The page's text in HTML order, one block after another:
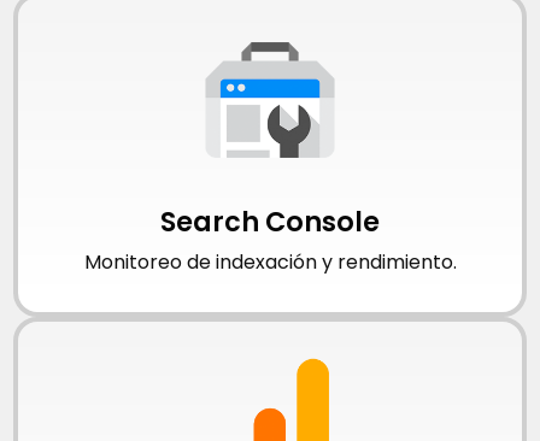
Search Console
Monitoreo de indexación y rendimiento.